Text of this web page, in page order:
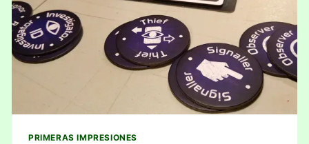
PRIMERAS IMPRESIONES